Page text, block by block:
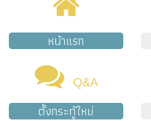
หน้าแรก
Q&A
ตั้งกระทู้ใหม่